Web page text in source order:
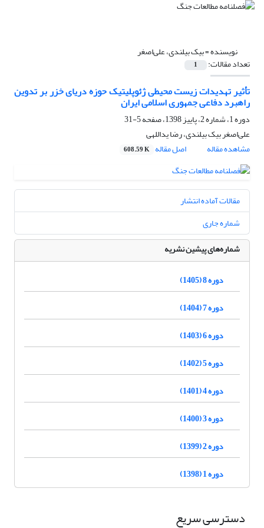
نویسنده =بیک بیلندی، علی‌‌اصغر
تعداد مقالات: 1
تأثیر تهدیدات زیست ‌محیطی ژئوپلیتیک حوزه دریای خزر بر تدوین
راهبرد دفاعی جمهوری اسلامی ایران
دوره 1، شماره 2، پاییز 1398، صفحه
5-31
علی‌‌اصغر بیک بیلندی، رضا یداللهی
مشاهده مقاله
اصل مقاله 608.59 K
مقالات آماده انتشار
شماره جاری
شماره‌های پیشین نشریه
دوره 8 (1405)
دوره 7 (1404)
دوره 6 (1403)
دوره 5 (1402)
دوره 4 (1401)
دوره 3 (1400)
دوره 2 (1399)
دوره 1 (1398)
دسترسی سریع